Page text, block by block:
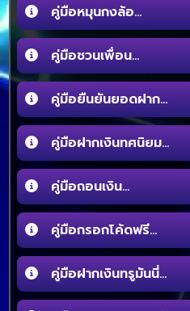
คู่มือหมุนกงล้อ...
คู่มือชวนเพื่อน...
คู่มือยืนยันยอดฝาก...
คู่มือฝากเงินทศนิยม...
คู่มือถอนเงิน...
คู่มือกรอกโค้ดฟรี...
คู่มือฝากเงินทรูมันนี่...